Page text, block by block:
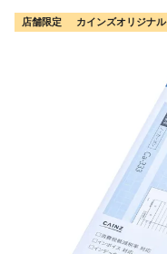
店舗限定 カインズオリジナル